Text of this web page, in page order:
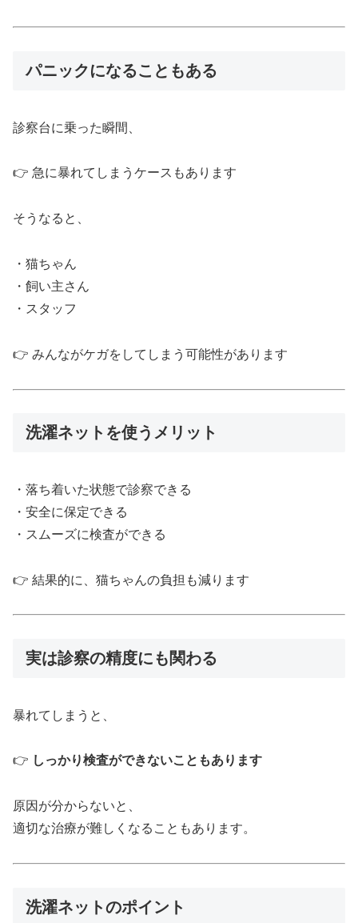
パニックになることもある
診察台に乗った瞬間、
👉 急に暴れてしまうケースもあります
そうなると、
・猫ちゃん
・飼い主さん
・スタッフ
👉 みんながケガをしてしまう可能性があります
洗濯ネットを使うメリット
・落ち着いた状態で診察できる
・安全に保定できる
・スムーズに検査ができる
👉 結果的に、猫ちゃんの負担も減ります
実は診察の精度にも関わる
暴れてしまうと、
👉 しっかり検査ができないこともあります
原因が分からないと、
適切な治療が難しくなることもあります。
洗濯ネットのポイント